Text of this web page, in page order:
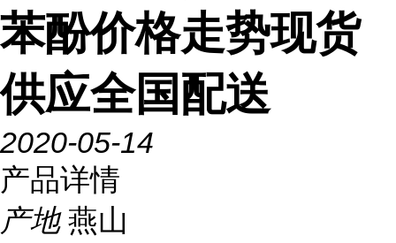
苯酚价格走势现货
供应全国配送
2020-05-14
产品详情
产地 燕山